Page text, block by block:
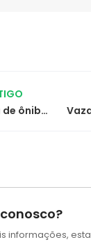
Empresa de ônibus indenizará passageira que sofreu queda e lesão no fígado
informações,